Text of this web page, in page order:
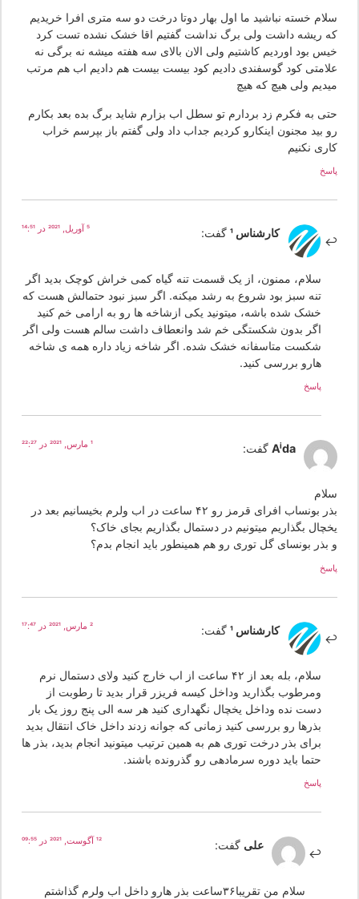
خسته نباشید ما اول بهار دوتا درخت دو سه متری افرا خریدیم
ریشه داشت ولی برگ نداشت گفتیم اقا خشک نشده تست کرد
بود اوردیم کاشتیم ولی الان بالای سه هفته میشه نه برگی نه
کود گوسفندی دادیم کود بیست بیست هم دادیم اب هم مرتب
ولی هیچ که هیچ
به فکرم زد بردارم تو سطل اب بزارم شاید برگ بده بعد بکارم
بید مجنون اینکارو کردیم جداب داد ولی گفتم باز بپرسم خراب
نکنیم
کارشناس 1 گفت:
سلام، ممنون، از یک قسمت تنه گیاه کمی خراش کوچک بدید اگر
تنه سبز بود شروع به رشد میکنه. اگر سبز نبود حتمالش هست که
خشک شده باشه، میتونید یکی ازشاخه ها رو به ارامی خم کنید
اگر بدون شکستگی خم شد وانعطاف داشت سالم هست ولی اگر
شکست متاسفانه خشک شده. اگر شاخه زیاد داره همه ی شاخه
هارو بررسی کنید.
Aida گفت:
بذر بونساب افرای قرمز رو ۴۲ ساعت در اب ولرم بخیسانیم بعد در
بگذاریم میتونیم در دستمال بگذاریم بجای خاک؟
بذر بونسای گل توری رو هم همینطور باید انجام بدم؟
کارشناس 1 گفت:
سلام، بله بعد از ۴۲ ساعت از اب خارج کنید ولای دستمال نرم
ومرطوب بگذارید وداخل کیسه فریزر قرار بدید تا رطوبت از
دست نده وداخل یخچال نگهداری کنید هر سه الی پنج روز یک بار
بذرها رو بررسی کنید زمانی که جوانه زدند داخل خاک انتقال بدید
برای بذر درخت توری هم به همین ترتیب میتونید انجام بدید، بذر ها
حتما باید دوره سرمادهی رو گذرونده باشند.
علی گفت:
سلام من تقریبا۳۶ساعت بذر هارو داخل اب ولرم گذاشتم